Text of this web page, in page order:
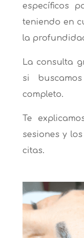
específicos
teniendo en
la
La consulta
si
completo.
Te
sesiones y
citas.